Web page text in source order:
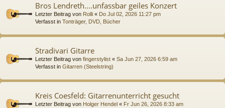
Bros Lendreth....unfassbar geiles Konzert
Letzter Beitrag von Rolli « Do Jul 02, 2026 11:27 pm
Verfasst in Tonträger, DVD, Bücher
Stradivari Gitarre
Letzter Beitrag von fingerstylist « Sa Jun 27, 2026 6:59 am
Verfasst in Gitarren (Steelstring)
Kreis Coesfeld: Gitarrenunterricht gesucht
Letzter Beitrag von Holger Hendel « Fr Jun 26, 2026 8:33 am